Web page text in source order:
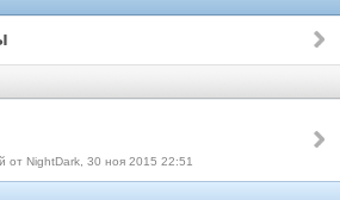
от NightDark, 30 ноя 2015 22:51